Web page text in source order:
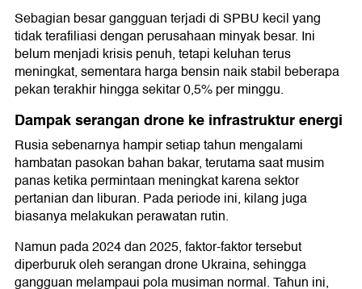
Sebagian besar gangguan terjadi di SPBU kecil yang
tidak terafiliasi dengan perusahaan minyak besar. Ini
belum menjadi krisis penuh, tetapi keluhan terus
meningkat, sementara harga bensin naik stabil beberapa
pekan terakhir hingga sekitar 0,5% per minggu.
Dampak serangan drone ke infrastruktur energi
Rusia sebenarnya hampir setiap tahun mengalami
hambatan pasokan bahan bakar, terutama saat musim
panas ketika permintaan meningkat karena sektor
pertanian dan liburan. Pada periode ini, kilang juga
biasanya melakukan perawatan rutin.
Namun pada 2024 dan 2025, faktor-faktor tersebut
diperburuk oleh serangan drone Ukraina, sehingga
gangguan melampaui pola musiman normal. Tahun ini,